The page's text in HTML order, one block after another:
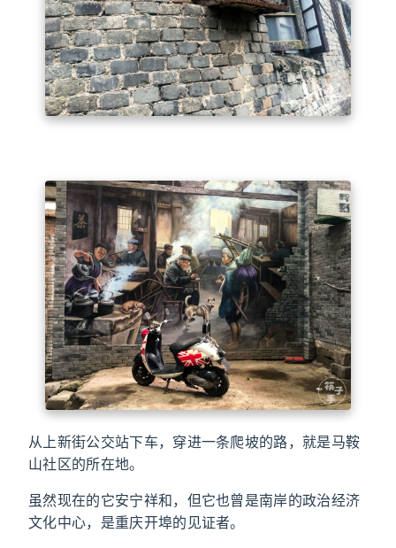
从上新街公交站下车，穿进一条爬坡的路，就是马鞍
山社区的所在地。
虽然现在的它安宁祥和，但它也曾是南岸的政治经济
文化中心，是重庆开埠的见证者。